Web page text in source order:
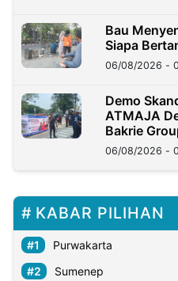
Bau
Siapa
06/08/2026 -
Demo
ATMAJA
Bakrie
06/08/2026 -
KABAR PILIHAN
Purwakarta
Sumenep